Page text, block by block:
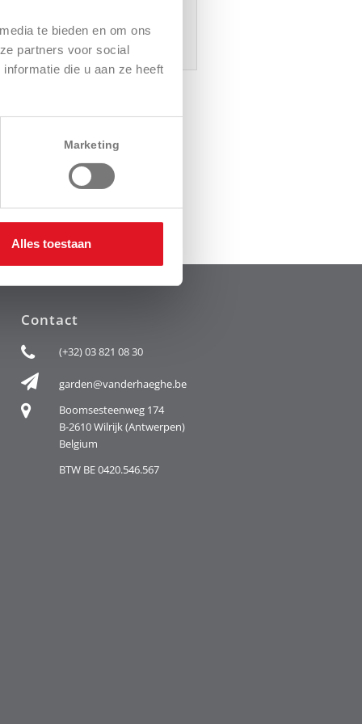
te bieden en om ons
partners voor social
die u aan ze heeft
Marketing
Alles toestaan
Contact
(+32) 03 821 08 30
garden@vanderhaeghe.be
Boomsesteenweg 174
B-2610 Wilrijk (Antwerpen)
Belgium
BTW BE 0420.546.567